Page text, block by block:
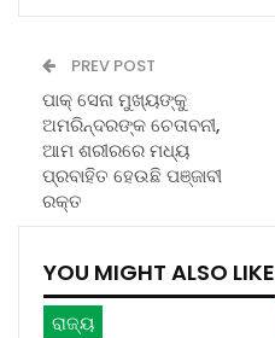
PREV POST
ପାକ୍ ସେନା ମୁଖ୍ୟଙ୍କୁ
ଅମରିନ୍ଦରଙ୍କ ଚେତାବନୀ,
ଆମ ଶରୀରରେ ମଧ୍ୟ
ପ୍ରବାହିତ ହେଉଛି ପଞ୍ଜାବୀ
ରକ୍ତ
YOU MIGHT ALSO LIKE
ରାଜ୍ୟ